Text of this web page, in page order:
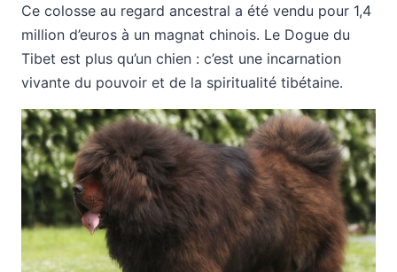
Ce colosse au regard ancestral a été vendu pour 1,4
million d’euros à un magnat chinois. Le Dogue du
Tibet est plus qu’un chien : c’est une incarnation
vivante du pouvoir et de la spiritualité tibétaine.